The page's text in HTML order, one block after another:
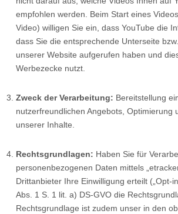
empfohlen werden. Beim Start eines
Video) willigen Sie ein, dass YouTube die
dass Sie die entsprechende Unterseite
unserer Website aufgerufen haben und
Werbezecke nutzt.
Zweck der Verarbeitung: Bereitstellung
nutzerfreundlichen Angebots, Optimierung
unserer Inhalte.
Rechtsgrundlagen: Haben Sie für
personenbezogenen Daten mittels
Drittanbieter Ihre Einwilligung erteilt („Opt-
Abs. 1 S. 1 lit. a) DS-GVO die
Rechtsgrundlage ist zudem unser in den